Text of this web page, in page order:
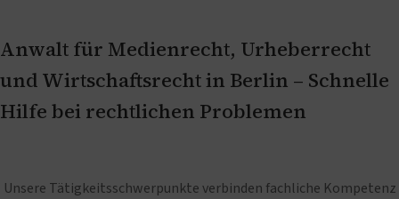
Anwalt für Medienrecht, Urheberrecht
und Wirtschaftsrecht in Berlin – Schnelle
Hilfe bei rechtlichen Problemen
Unsere Tätigkeitsschwerpunkte verbinden fachliche Kompetenz